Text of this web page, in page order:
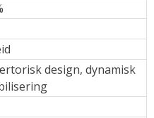
design, dynamisk